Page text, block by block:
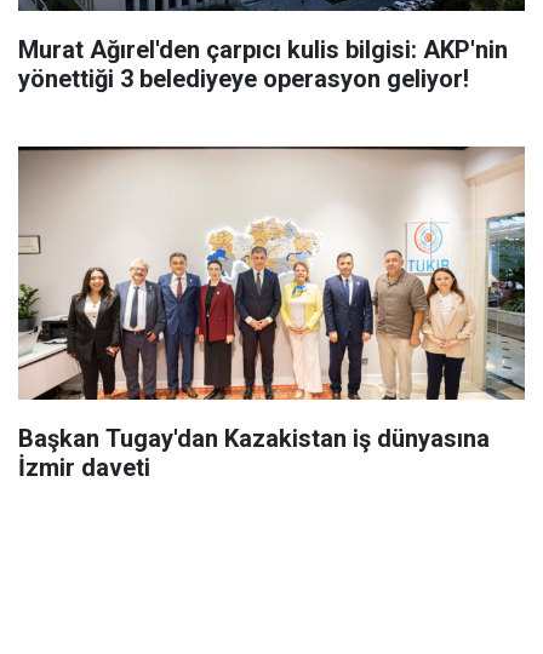
Murat Ağırel'den çarpıcı kulis bilgisi: AKP'nin
yönettiği 3 belediyeye operasyon geliyor!
Başkan Tugay'dan Kazakistan iş dünyasına
İzmir daveti